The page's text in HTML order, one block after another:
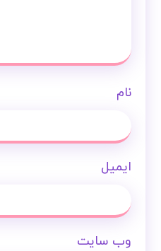
نام
ایمیل
وب‌ سایت